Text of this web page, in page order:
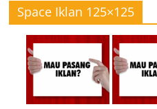
Space Iklan 125×125